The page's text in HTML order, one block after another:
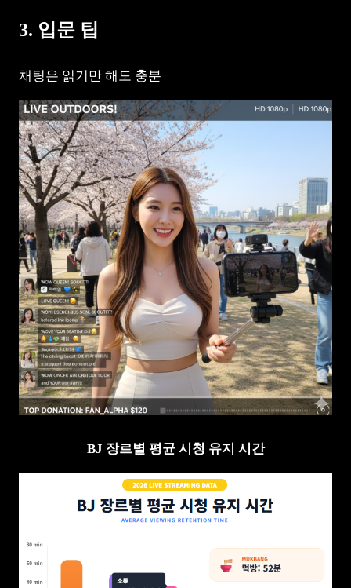
3. 입문 팁
채팅은 읽기만 해도 충분
BJ 장르별 평균 시청 유지 시간